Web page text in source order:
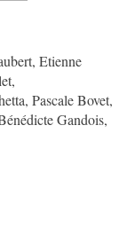
Etienne
Pascale Bovet,
Gandois,